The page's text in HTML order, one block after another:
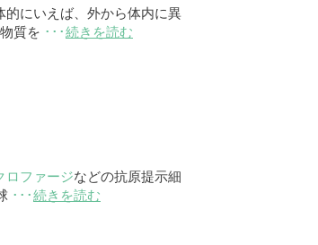
的にいえば、外から体内に異
質を ･･･続きを読む
ロファージなどの抗原提示細
･･･続きを読む